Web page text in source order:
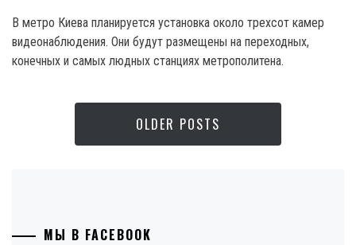
В метро Киева планируется установка около трехсот камер
видеонаблюдения. Они будут размещены на переходных,
конечных и самых людных станциях метрополитена.
OLDER POSTS
МЫ В FACEBOOK